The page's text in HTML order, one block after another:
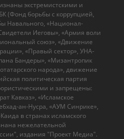
экстремистскими и
(Фонд борьбы с коррупцией,
Навального, «Национал-
Иеговы», «Армия воли
союз», «Движение
«Правый сектор», УНА-
Бандеры», «Мизантропик
народа», движение
политическая партия
и запрещены:
Кавказ», «Исламское
ан-Нусра, «АУМ Синрике»,
в странах исламского
нежелательной
издания "Проект Медиа".